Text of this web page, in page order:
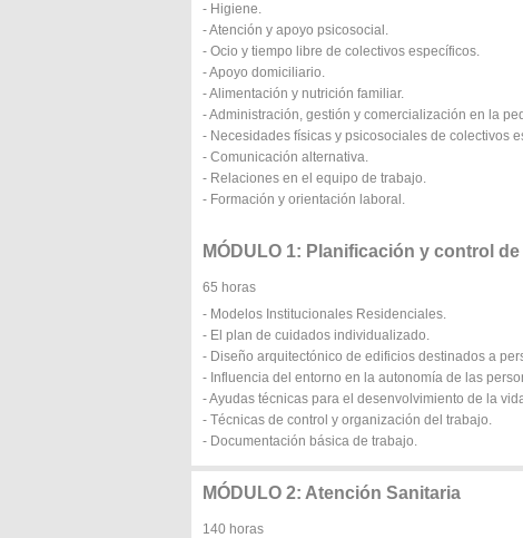
- Higiene.
- Atención y apoyo psicosocial.
- Ocio y tiempo libre de colectivos específicos.
- Apoyo domiciliario.
- Alimentación y nutrición familiar.
- Administración, gestión y comercialización en la
- Necesidades físicas y psicosociales de colectivos
- Comunicación alternativa.
- Relaciones en el equipo de trabajo.
- Formación y orientación laboral.
MÓDULO 1: Planificación y control
65 horas
- Modelos Institucionales Residenciales.
- El plan de cuidados individualizado.
- Diseño arquitectónico de edificios destinados a
- Influencia del entorno en la autonomía de las
- Ayudas técnicas para el desenvolvimiento de la
- Técnicas de control y organización del trabajo.
- Documentación básica de trabajo.
MÓDULO 2: Atención Sanitaria
140 horas